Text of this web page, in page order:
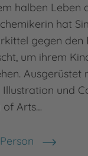
halben Leben
hat
gegen den
um ihrem
Ausgerüstet
Illustration und
of Arts…